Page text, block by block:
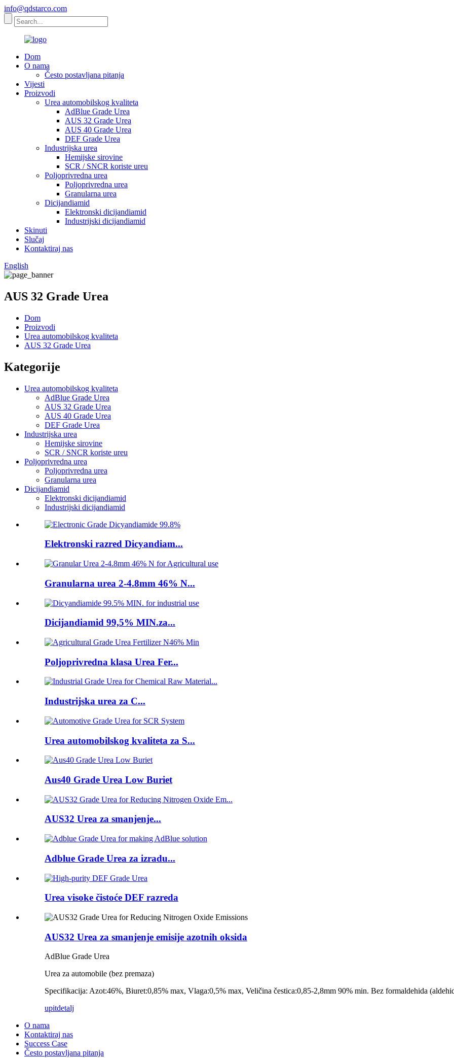
info@qdstarco.com
Dom
O nama
Često postavljana pitanja
Vijesti
Proizvodi
Urea automobilskog kvaliteta
AdBlue Grade Urea
AUS 32 Grade Urea
AUS 40 Grade Urea
DEF Grade Urea
Industrijska urea
Hemijske sirovine
SCR / SNCR koriste ureu
Poljoprivredna urea
Poljoprivredna urea
Granularna urea
Dicijandiamid
Elektronski dicijandiamid
Industrijski dicijandiamid
Skinuti
Slučaj
Kontaktiraj nas
English
AUS 32 Grade Urea
Dom
Proizvodi
Urea automobilskog kvaliteta
AUS 32 Grade Urea
Kategorije
Urea automobilskog kvaliteta
AdBlue Grade Urea
AUS 32 Grade Urea
AUS 40 Grade Urea
DEF Grade Urea
Industrijska urea
Hemijske sirovine
SCR / SNCR koriste ureu
Poljoprivredna urea
Poljoprivredna urea
Granularna urea
Dicijandiamid
Elektronski dicijandiamid
Industrijski dicijandiamid
Elektronski razred Dicyandiam...
Granularna urea 2-4.8mm 46% N...
Dicijandiamid 99,5% MIN.za...
Poljoprivredna klasa Urea Fer...
Industrijska urea za C...
Urea automobilskog kvaliteta za S...
Aus40 Grade Urea Low Buriet
AUS32 Urea za smanjenje...
Adblue Grade Urea za izradu...
Urea visoke čistoće DEF razreda
AUS32 Urea za smanjenje emisije azotnih oksida
AdBlue Grade Urea
Urea za automobile (bez premaza)
Specifikacija: Azot:46%, Biuret:0,85% max, Vlaga:0,5% max, Veličina čestica:0,85-2,8mm 90% min. Bez formaldehida
upitdetalj
O nama
Kontaktiraj nas
Success Case
Često postavljana pitanja